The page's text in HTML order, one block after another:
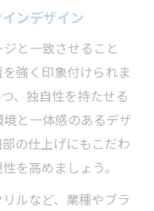
ンデザイン
と一致させること
強く印象付けられま
、独自性を持たせる
と一体感のあるデザ
の仕上げにもこだわ
を高めましょう。
ルなど、業種やブラ